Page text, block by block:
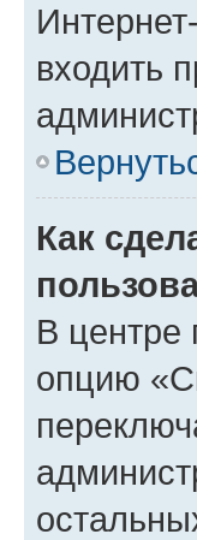
входить
Как
В центре
опцию